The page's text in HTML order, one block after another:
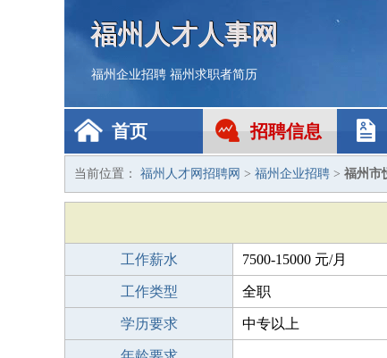
福州人才人事网
福州企业招聘 福州求职者简历
首页 招聘信息
当前位置： 福州人才网招聘网 > 福州企业招聘 > 福州市
工作薪水 7500-15000 元/月
工作类型 全职
学历要求 中专以上